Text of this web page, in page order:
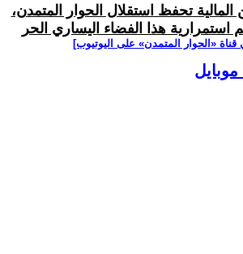
المالية تحفظ استقلال الحوار المتمدن،
هذا الفضاء اليساري الحر
‫«الحوار المتمدن» على اليوتيوب]
موبايل